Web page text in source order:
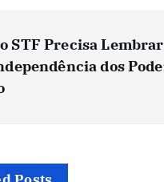
STF Precisa
dos